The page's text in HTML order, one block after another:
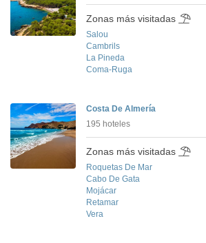
Zonas más visitadas
Salou
Cambrils
La Pineda
Coma-Ruga
Costa De Almería
195 hoteles
Zonas más visitadas
Roquetas De Mar
Cabo De Gata
Mojácar
Retamar
Vera